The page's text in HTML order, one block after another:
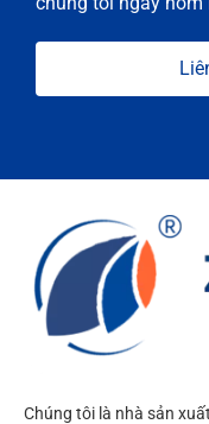
Chúng tôi là nhà sản